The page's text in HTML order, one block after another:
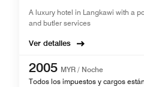
A luxury hotel in Langkawi with a
and butler services
Ver detalles
2005 MYR / Noche
Todos los impuestos y cargos están